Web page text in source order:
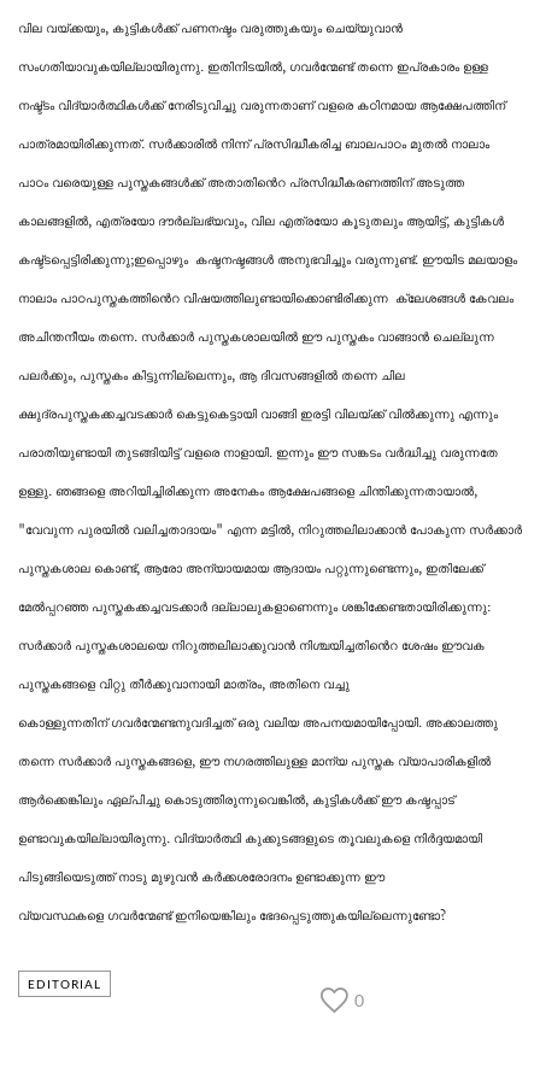
വില വയ്ക്കയും, കുട്ടികൾക്ക് പണനഷ്ടം വരുത്തുകയും ചെയ്യുവാൻ
സംഗതിയാവുകയില്ലായിരുന്നു. ഇതിനിടയിൽ, ഗവര്‍ന്മേണ്ട്തന്നെ ഇപ്രകാരം ഉള്ള
നഷ്ട്ടം വിദ്യാർത്ഥികൾക്ക് നേരിടുവിച്ചു വരുന്നതാണ് വളരെ കഠിനമായ ആക്ഷേപത്തിന്
പാത്രമായിരിക്കുന്നത്. സർക്കാരിൽ നിന്ന് പ്രസിദ്ധീകരിച്ച ബാലപാഠം മുതൽ നാലാം
പാഠം വരെയുള്ള പുസ്തകങ്ങൾക്ക് അതാതിൻെറ പ്രസിദ്ധീകരണത്തിന് അടുത്ത
കാലങ്ങളിൽ, എത്രയോ ദൗർല്ലഭ്യവും, വില എത്രയോ കൂടുതലും ആയിട്ട്, കുട്ടികൾ
കഷ്ട്ടപ്പെട്ടിരിക്കുന്നു;ഇപ്പൊഴും കഷ്ടനഷ്ടങ്ങൾ അനുഭവിച്ചും വരുന്നുണ്ട്. ഈയിട മലയാളം
നാലാം പാഠപുസ്തകത്തിൻെറ വിഷയത്തിലുണ്ടായിക്കൊണ്ടിരിക്കുന്ന ക്ലേശങ്ങൾ കേവലം
അചിന്തനീയം തന്നെ. സർക്കാർ പുസ്തകശാലയിൽ ഈ പുസ്തകം വാങ്ങാൻ ചെല്ലുന്ന
പലർക്കും, പുസ്തകം കിട്ടുന്നില്ലെന്നും, ആ ദിവസങ്ങളിൽ തന്നെ ചില
ക്ഷുദ്രപുസ്തകക്കച്ചവടക്കാർ കെട്ടുകെട്ടായി വാങ്ങി ഇരട്ടി വിലയ്ക്ക് വിൽക്കുന്നു എന്നും
പരാതിയുണ്ടായി തുടങ്ങിയിട്ട് വളരെ നാളായി. ഇന്നും ഈ സങ്കടം വർദ്ധിച്ചു വരുന്നതേ
ഉള്ളു. ഞങ്ങളെ അറിയിച്ചിരിക്കുന്ന അനേകം ആക്ഷേപങ്ങളെ ചിന്തിക്കുന്നതായാൽ,
"വേവുന്ന പുരയിൽ വലിച്ചതാദായം" എന്ന മട്ടിൽ, നിറുത്തലിലാക്കാൻ പോകുന്ന സർക്കാർ
പുസ്തകശാല കൊണ്ട്, ആരോ അന്യായമായ ആദായം പറ്റുന്നുണ്ടെന്നും, ഇതിലേക്ക്
മേൽപ്പറഞ്ഞ പുസ്തകക്കച്ചവടക്കാർ ദല്ലാലുകളാണെന്നും ശങ്കിക്കേണ്ടതായിരിക്കുന്നു:
സർക്കാർ പുസ്തകശാലയെ നിറുത്തലിലാക്കുവാൻ നിശ്ചയിച്ചതിൻെറ ശേഷം ഈവക
പുസ്തകങ്ങളെ വിറ്റു തീർക്കുവാനായി മാത്രം, അതിനെ വച്ചു
കൊള്ളുന്നതിന്ഗവര്‍ന്മേണ്ടനുവദിച്ചത് ഒരു വലിയ അപനയമായിപ്പോയി. അക്കാലത്തു
തന്നെ സർക്കാർ പുസ്തകങ്ങളെ, ഈ നഗരത്തിലുള്ള മാന്യ പുസ്തക വ്യാപാരികളിൽ
ആർക്കെങ്കിലും ഏല്പിച്ചു കൊടുത്തിരുന്നുവെങ്കിൽ, കുട്ടികൾക്ക് ഈ കഷ്ടപ്പാട്
ഉണ്ടാവുകയില്ലായിരുന്നു. വിദ്യാർത്ഥി കുക്കുടങ്ങളുടെ തൂവലുകളെ നിർദ്ദയമായി
പിടുങ്ങിയെടുത്ത് നാടു മുഴുവൻ കർക്കശരോദനം ഉണ്ടാക്കുന്ന ഈ
വ്യവസ്ഥകളെ ഗവര്‍ന്മേണ്ട് ഇനിയെങ്കിലും ഭേദപ്പെടുത്തുകയില്ലെന്നുണ്ടോ?
EDITORIAL
0